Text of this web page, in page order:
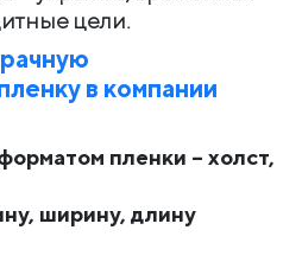
цели.
в компании
пленки – холст,
ширину, длину